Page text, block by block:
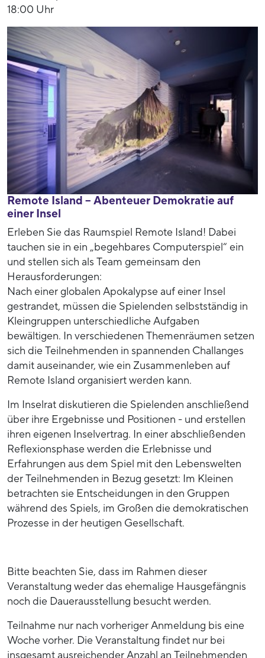
18:00 Uhr
Remote Island – Abenteuer Demokratie auf
einer Insel
Erleben Sie das Raumspiel Remote Island! Dabei
tauchen sie in ein „begehbares Computerspiel“ ein
und stellen sich als Team gemeinsam den
Herausforderungen:
Nach einer globalen Apokalypse auf einer Insel
gestrandet, müssen die Spielenden selbstständig in
Kleingruppen unterschiedliche Aufgaben
bewältigen. In verschiedenen Themenräumen setzen
sich die Teilnehmenden in spannenden Challanges
damit auseinander, wie ein Zusammenleben auf
Remote Island organisiert werden kann.
Im Inselrat diskutieren die Spielenden anschließend
über ihre Ergebnisse und Positionen - und erstellen
ihren eigenen Inselvertrag. In einer abschließenden
Reflexionsphase werden die Erlebnisse und
Erfahrungen aus dem Spiel mit den Lebenswelten
der Teilnehmenden in Bezug gesetzt: Im Kleinen
betrachten sie Entscheidungen in den Gruppen
während des Spiels, im Großen die demokratischen
Prozesse in der heutigen Gesellschaft.
Bitte beachten Sie, dass im Rahmen dieser
Veranstaltung weder das ehemalige Hausgefängnis
noch die Dauerausstellung besucht werden.
Teilnahme nur nach vorheriger Anmeldung bis eine
Woche vorher. Die Veranstaltung findet nur bei
insgesamt ausreichender Anzahl an Teilnehmenden